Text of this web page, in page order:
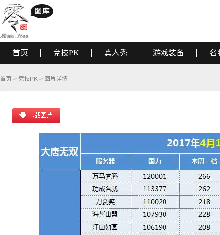
首页 竞技PK 真人秀 游戏装备 名
首页 > 竞技PK > 图片详情